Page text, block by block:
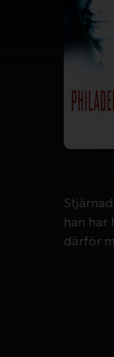
han har
därför